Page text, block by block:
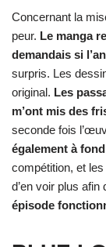
Concernant la
peur. Le manga
demandais si
surpris. Les
original. Les
m’ont mis des
seconde fois
également à
compétition, et
d’en voir plus afin
épisode